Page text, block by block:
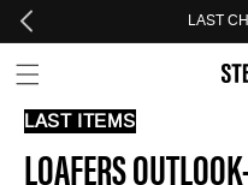
Skip to header
Skip to menu
Skip to content
Skip to footer LAST
LAST ITEMS
LOAFERS